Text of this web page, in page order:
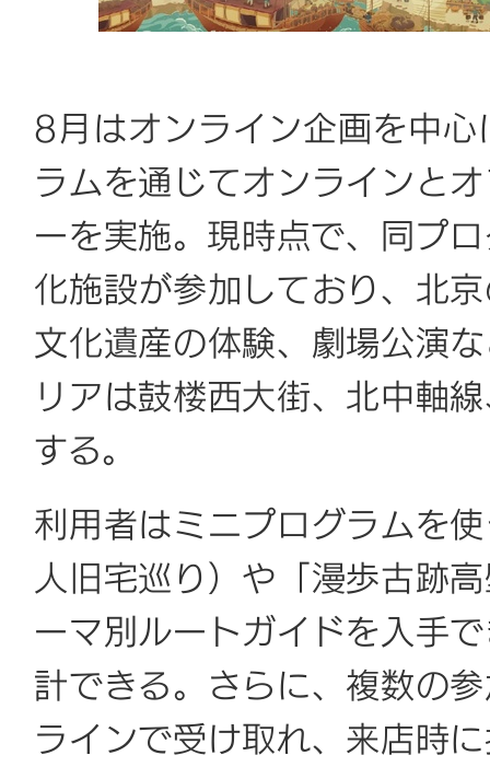
8月はオンライン企画を中
ラムを通じてオンラインと
ーを実施。現時点で、同プ
化施設が参加しており、北
文化遺産の体験、劇場公演
リアは鼓楼西大街、北中軸
する。
利用者はミニプログラムを
人旧宅巡り）や「漫歩古跡
ーマ別ルートガイドを入手
計できる。さらに、複数の
ラインで受け取れ、来店時